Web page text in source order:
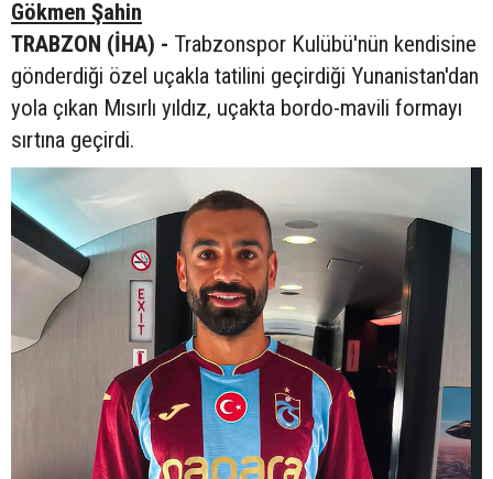
Gökmen Şahin
TRABZON (İHA) - Trabzonspor Kulübü'nün kendisine
gönderdiği özel uçakla tatilini geçirdiği Yunanistan'dan
yola çıkan Mısırlı yıldız, uçakta bordo-mavili formayı
sırtına geçirdi.